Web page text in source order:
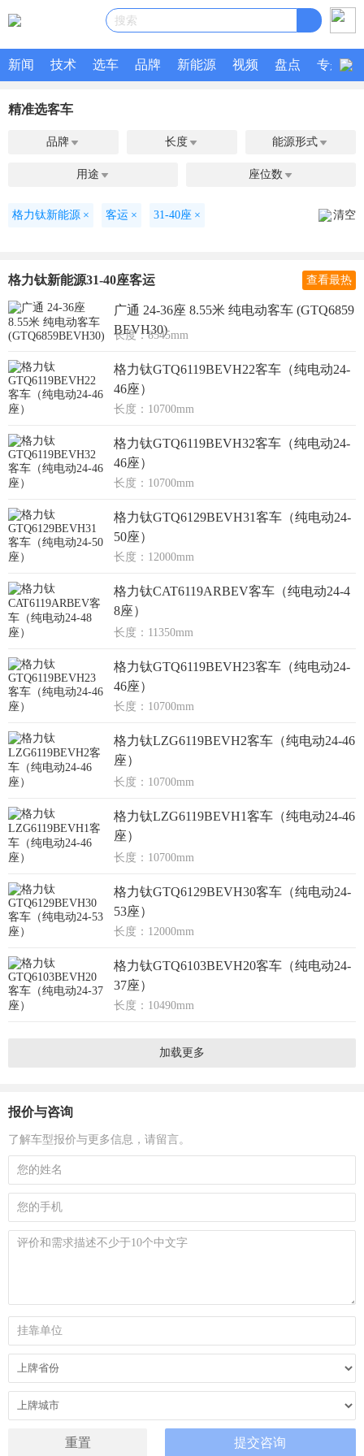
搜索
新闻 技术 选车 品牌 新能源 视频 盘点 专题
精准选客车
品牌  长度  能源形式 
用途  座位数 
格力钛新能源 × 客运 × 31-40座 × 清空
格力钛新能源31-40座客运 查看最热
广通 24-36座 8.55米 纯电动客车 (GTQ6859
BEVH30)
长度：8545mm
格力钛GTQ6119BEVH22客车（纯电动24-
46座）
长度：10700mm
格力钛GTQ6119BEVH32客车（纯电动24-
46座）
长度：10700mm
格力钛GTQ6129BEVH31客车（纯电动24-
50座）
长度：12000mm
格力钛CAT6119ARBEV客车（纯电动24-4
8座）
长度：11350mm
格力钛GTQ6119BEVH23客车（纯电动24-
46座）
长度：10700mm
格力钛LZG6119BEVH2客车（纯电动24-46
座）
长度：10700mm
格力钛LZG6119BEVH1客车（纯电动24-46
座）
长度：10700mm
格力钛GTQ6129BEVH30客车（纯电动24-
53座）
长度：12000mm
格力钛GTQ6103BEVH20客车（纯电动24-
37座）
长度：10490mm
加载更多
报价与咨询
了解车型报价与更多信息，请留言。